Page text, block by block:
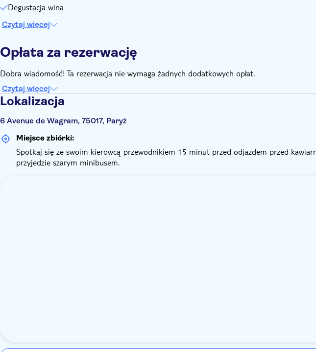
Degustacja wina
Czytaj więcej
Opłata za rezerwację
Dobra wiadomość! Ta rezerwacja nie wymaga żadnych dodatkowych opłat.
Czytaj więcej
Lokalizacja
6 Avenue de Wagram, 75017, Paryż
Miejsce zbiórki:
Spotkaj się ze swoim kierowcą-przewodnikiem 15 minut przed odjazdem przed
przyjedzie szarym minibusem.